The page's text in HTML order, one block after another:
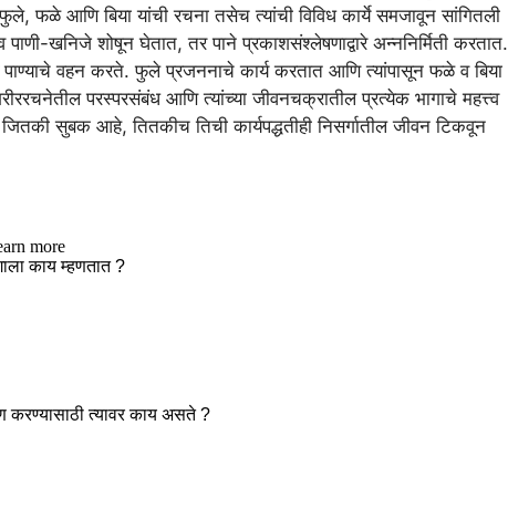
फळे आणि बिया यांची रचना तसेच त्यांची विविध कार्ये समजावून सांगितली
खनिजे शोषून घेतात, तर पाने प्रकाशसंश्लेषणाद्वारे अन्ननिर्मिती करतात.
पाण्याचे वहन करते. फुले प्रजननाचे कार्य करतात आणि त्यांपासून फळे व बिया
शरीररचनेतील परस्परसंबंध आणि त्यांच्या जीवनचक्रातील प्रत्येक भागाचे महत्त्व
सुबक आहे, तितकीच तिची कार्यपद्धतीही निसर्गातील जीवन टिकवून